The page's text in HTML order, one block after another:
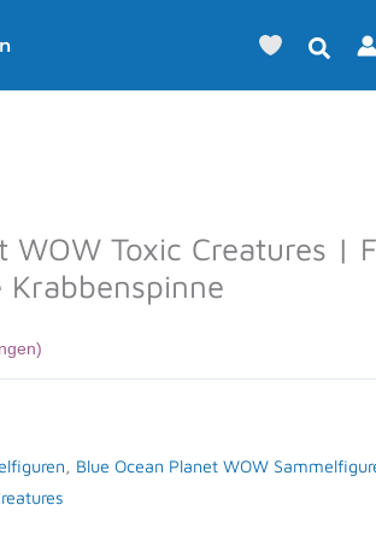
WOW Toxic Creatures |
Blue Ocean Planet WOW